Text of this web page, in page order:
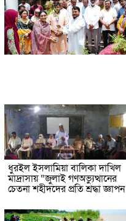
ধুরইল ইসলামিয়া বালিকা দাখিল
মাদ্রাসায় “জুলাই গণঅভ্যুত্থানের
চেতনা শহীদদের প্রতি শ্রদ্ধা জ্ঞাপন